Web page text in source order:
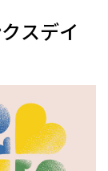
スデイ